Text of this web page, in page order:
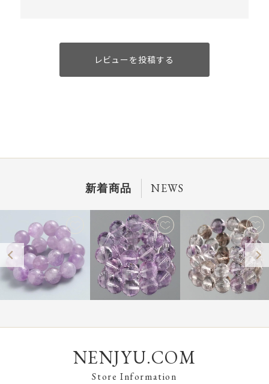
レビューを投稿する
新着商品 NEWS
NENJYU.COM
Store Information